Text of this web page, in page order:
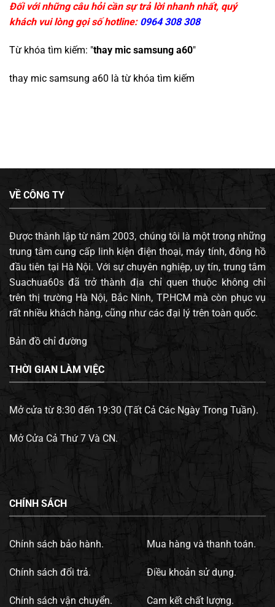
Đối với những câu hỏi cần sự trả lời nhanh nhất, quý
khách vui lòng gọi số hotline: 0964 308 308
Từ khóa tìm kiếm: "thay mic samsung a60"
thay mic samsung a60 là từ khóa tìm kiếm
VỀ CÔNG TY
Được thành lập từ năm 2003, chúng tôi là một trong những
trung tâm cung cấp linh kiện điện thoại, máy tính, đông hồ
đầu tiên tại Hà Nội. Với sự chuyên nghiệp, uy tín, trung tâm
Suachua60s đã trở thành địa chỉ quen thuộc không chỉ
trên thị trường Hà Nội, Bắc Ninh, TP.HCM mà còn phục vụ
rất nhiều khách hàng, cũng như các đại lý trên toàn quốc.
Bản đồ chỉ đường
THỜI GIAN LÀM VIỆC
Mở cửa từ 8:30 đến 19:30 (Tất Cả Các Ngày Trong Tuần).
Mở Cửa Cả Thứ 7 Và CN.
CHÍNH SÁCH
Chính sách bảo hành.
Chính sách đổi trả.
Chính sách vận chuyển.
Mua hàng và thanh toán.
Điều khoản sử dụng.
Cam kết chất lượng.